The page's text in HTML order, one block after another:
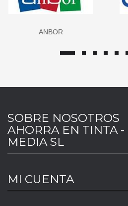
Brother
SOBRE NOSOTROS
AHORRA EN TINTA -
MEDIA SL
MI CUENTA